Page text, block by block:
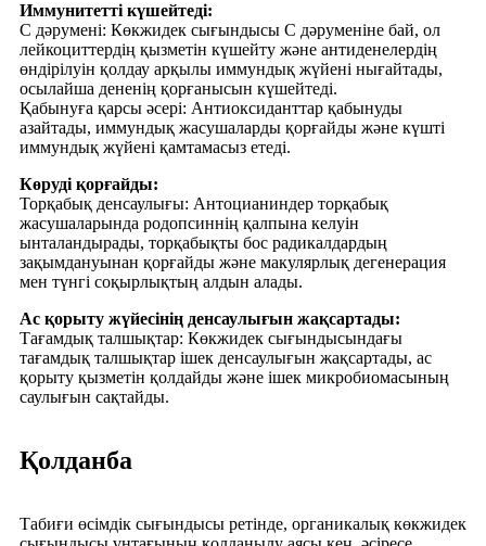
Иммунитетті күшейтеді:
С дәрумені: Көкжидек сығындысы С дәруменіне бай, ол
лейкоциттердің қызметін күшейту және антиденелердің
өндірілуін қолдау арқылы иммундық жүйені нығайтады,
осылайша дененің қорғанысын күшейтеді.
Қабынуға қарсы әсері: Антиоксиданттар қабынуды
азайтады, иммундық жасушаларды қорғайды және күшті
иммундық жүйені қамтамасыз етеді.
Көруді қорғайды:
Торқабық денсаулығы: Антоцианиндер торқабық
жасушаларында родопсиннің қалпына келуін
ынталандырады, торқабықты бос радикалдардың
зақымдануынан қорғайды және макулярлық дегенерация
мен түнгі соқырлықтың алдын алады.
Ас қорыту жүйесінің денсаулығын жақсартады:
Тағамдық талшықтар: Көкжидек сығындысындағы
тағамдық талшықтар ішек денсаулығын жақсартады, ас
қорыту қызметін қолдайды және ішек микробиомасының
саулығын сақтайды.
Қолданба
Табиғи өсімдік сығындысы ретінде, органикалық көкжидек